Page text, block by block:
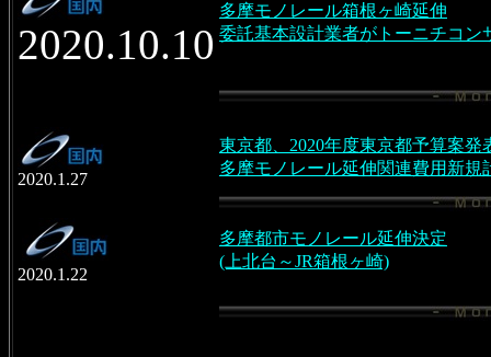
2020.10.10
多摩モノレール箱根ヶ崎延伸
委託基本設計業者がトーニチコン
2020.1.27
東京都、 2020年度東京都予算案発
多摩モノレール延伸関連費用新規
2020.1.22
多摩都市モノレール延伸決定
(上北台～JR箱根ヶ崎)